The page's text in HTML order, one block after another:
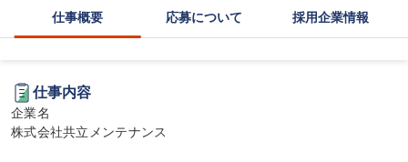
仕事概要 応募について 採用企業情報
仕事内容
企業名
株式会社共立メンテナンス